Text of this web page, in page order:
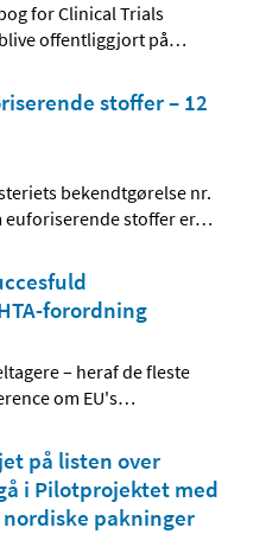
for Clinical Trials
offentliggjort på…
stoffer – 12
bekendtgørelse nr.
euforiserende stoffer er…
forordning
– heraf de fleste
om EU's…
på listen over
i Pilotprojektet med
pakninger